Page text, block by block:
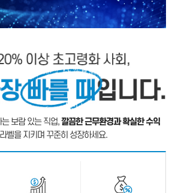
는 보람 있는 직업,깔끔한 근무환경과 확실한 수익
벨을 지키며 꾸준히 성장하세요.